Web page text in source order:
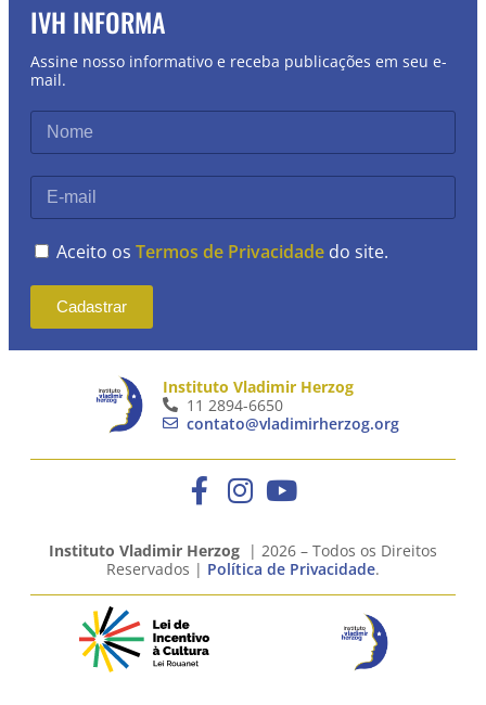
IVH INFORMA
Assine nosso informativo e receba publicações em seu e-
mail.
Aceito os Termos de Privacidade do site.
Cadastrar
Instituto Vladimir Herzog
11 2894-6650
contato@vladimirherzog.org
Instituto Vladimir Herzog | 2026 – Todos os Direitos
Reservados | Política de Privacidade.